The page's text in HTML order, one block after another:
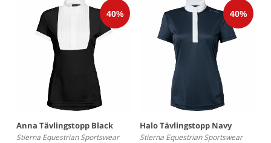
Anna Tävlingstopp Black
Stierna Equestrian Sportswear
Halo Tävlingstopp Navy
Stierna Equestrian Sportswear